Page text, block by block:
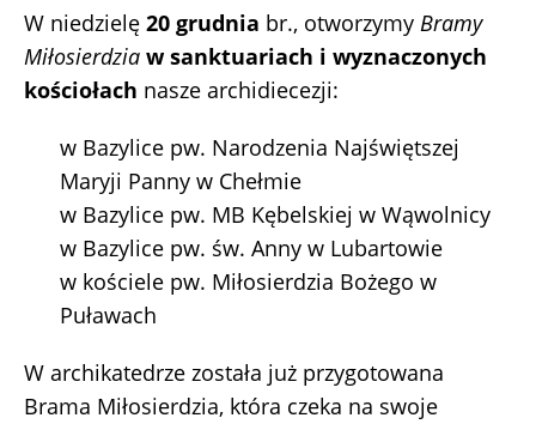
W niedzielę 20 grudnia br., otworzymy Bramy
Miłosierdzia w sanktuariach i wyznaczonych
kościołach nasze archidiecezji:
w Bazylice pw. Narodzenia Najświętszej
Maryji Panny w Chełmie
w Bazylice pw. MB Kębelskiej w Wąwolnicy
w Bazylice pw. św. Anny w Lubartowie
w kościele pw. Miłosierdzia Bożego w
Puławach
W archikatedrze została już przygotowana
Brama Miłosierdzia, która czeka na swoje